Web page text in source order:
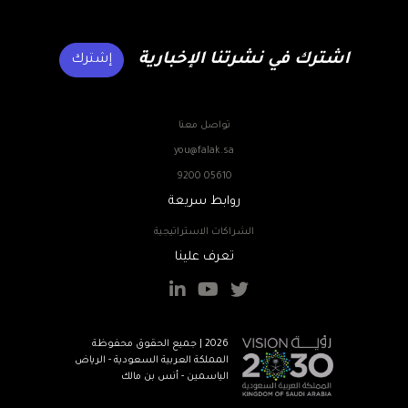
اشترك في نشرتنا الإخبارية إشترك
تواصل معنا
you@falak.sa
9200 05610
روابط سريعة
الشراكات الاستراتيجية
تعرف علينا
2026 | جميع الحقوق محفوظة
المملكة العربية السعودية - الرياض
الياسمين - أنس بن مالك